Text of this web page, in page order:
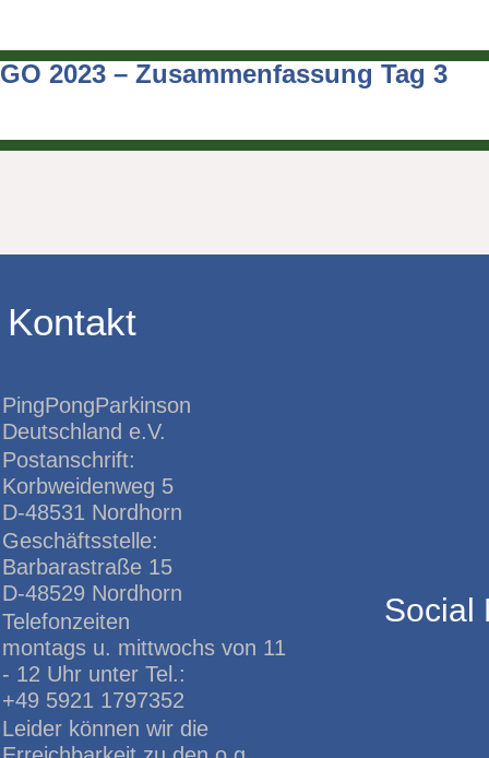
Beitragsnavigation
GO 2023 – Zusammenfassung Tag 3
Kontakt
PingPongParkinson
Deutschland e.V.
Postanschrift:
Korbweidenweg 5
D-48531 Nordhorn
Geschäftsstelle:
Barbarastraße 15
D-48529 Nordhorn
Telefonzeiten
montags u. mittwochs von 11
- 12 Uhr unter Tel.:
+49 5921 1797352
Leider können wir die
Social